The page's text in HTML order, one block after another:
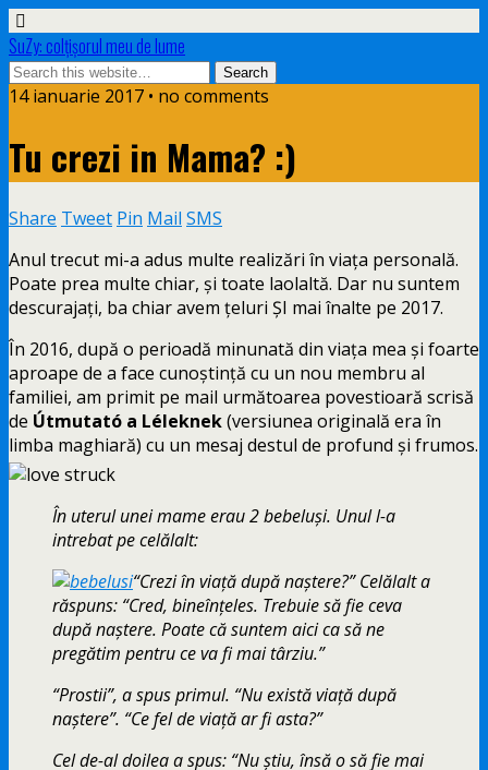
SuZy: colţişorul meu de lume
14 ianuarie 2017 • no comments
Tu crezi in Mama? :)
Share Tweet Pin Mail SMS
Anul trecut mi-a adus multe realizări în viața personală.
Poate prea multe chiar, și toate laolaltă. Dar nu suntem
descurajați, ba chiar avem țeluri ȘI mai înalte pe 2017.
În 2016, după o perioadă minunată din viața mea și foarte
aproape de a face cunoștință cu un nou membru al
familiei, am primit pe mail următoarea povestioară scrisă
de Útmutató a Léleknek(versiunea originală era în
limba maghiară) cu un mesaj destul de profund și frumos.
În uterul unei mame erau 2 bebeluși. Unul l-a
intrebat pe celălalt:
“Crezi în viață după naștere?” Celălalt a
răspuns: “Cred, bineînțeles. Trebuie să fie ceva
după naștere. Poate că suntem aici ca să ne
pregătim pentru ce va fi mai târziu.”
“Prostii”, a spus primul. “Nu există viață după
naștere”. “Ce fel de viață ar fi asta?”
Cel de-al doilea a spus: “Nu știu, însă o să fie mai